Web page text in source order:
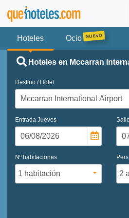
Hoteles Ocio
Hoteles en Mccarran
Destino / Hotel
Entrada Jueves
Nº habitaciones